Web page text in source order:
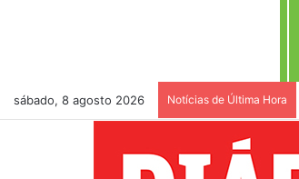
sábado, 8 agosto 2026 Notícias de Última Hora